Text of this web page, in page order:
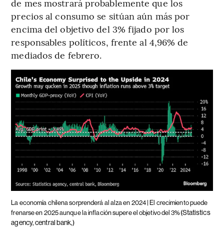
de mes mostrará probablemente que los
precios al consumo se sitúan aún más por
encima del objetivo del 3% fijado por los
responsables políticos, frente al 4,96% de
mediados de febrero.
La economía chilena sorprenderá al alza en 2024 | El crecimiento puede
frenarse en 2025 aunque la inflación supere el objetivo del 3%(Statistics
agency, central bank,)